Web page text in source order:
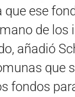
ese
de los
añadió
que
fondos